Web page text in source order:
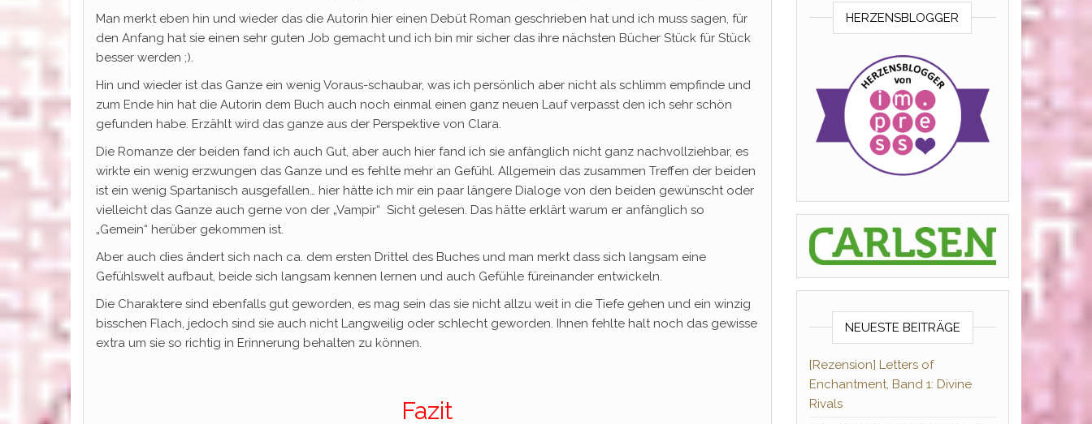
Man merkt eben hin und wieder das die Autorin hier einen Debüt Roman geschrieben hat und ich muss sagen, für
den Anfang hat sie einen sehr guten Job gemacht und ich bin mir sicher das ihre nächsten Bücher Stück für Stück
besser werden ;).
Hin und wieder ist das Ganze ein wenig Voraus-schaubar, was ich persönlich aber nicht als schlimm empfinde und
zum Ende hin hat die Autorin dem Buch auch noch einmal einen ganz neuen Lauf verpasst den ich sehr schön
gefunden habe. Erzählt wird das ganze aus der Perspektive von Clara.
Die Romanze der beiden fand ich auch Gut, aber auch hier fand ich sie anfänglich nicht ganz nachvollziehbar, es
wirkte ein wenig erzwungen das Ganze und es fehlte mehr an Gefühl. Allgemein das zusammen Treffen der beiden
ist ein wenig Spartanisch ausgefallen… hier hätte ich mir ein paar längere Dialoge von den beiden gewünscht oder
vielleicht das Ganze auch gerne von der „Vampir“ Sicht gelesen. Das hätte erklärt warum er anfänglich so
„Gemein“ herüber gekommen ist.
Aber auch dies ändert sich nach ca. dem ersten Drittel des Buches und man merkt dass sich langsam eine
Gefühlswelt aufbaut, beide sich langsam kennen lernen und auch Gefühle füreinander entwickeln.
Die Charaktere sind ebenfalls gut geworden, es mag sein das sie nicht allzu weit in die Tiefe gehen und ein winzig
bisschen Flach, jedoch sind sie auch nicht Langweilig oder schlecht geworden. Ihnen fehlte halt noch das gewisse
extra um sie so richtig in Erinnerung behalten zu können.
Fazit
HERZENSBLOGGER
NEUESTE BEITRÄGE
[Rezension] Letters of
Enchantment, Band 1: Divine
Rivals